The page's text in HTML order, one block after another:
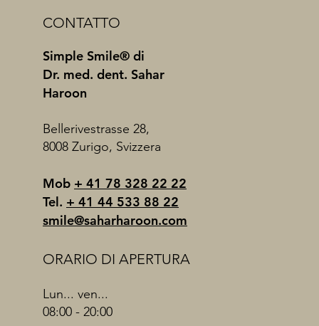
CONTATTO
Simple Smile® di
Dr. med. dent. Sahar
Haroon
Bellerivestrasse 28,
8008 Zurigo, Svizzera
Mob + 41 78 328 22 22
Tel. + 41 44 533 88 22
smile@saharharoon.com
ORARIO DI APERTURA
Lun... ven...
08:00 - 20:00